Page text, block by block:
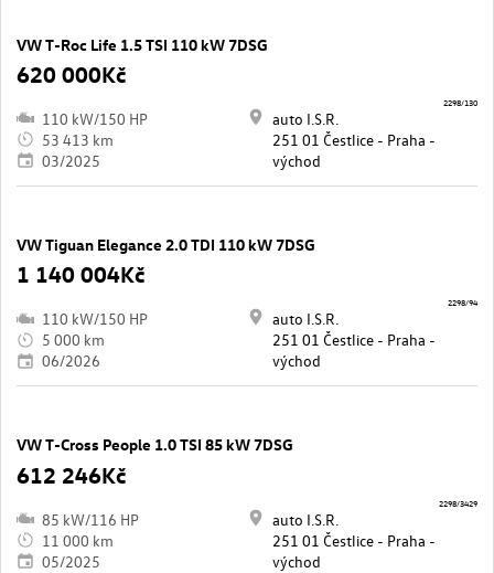
VW T-Roc Life 1.5 TSI 110 kW 7DSG
620 000Kč
110 kW/150 HP
53 413 km
03/2025
auto I.S.R.
251 01 Čestlice - Praha -
východ
2298/130
VW Tiguan Elegance 2.0 TDI 110 kW 7DSG
1 140 004Kč
110 kW/150 HP
5 000 km
06/2026
auto I.S.R.
251 01 Čestlice - Praha -
východ
2298/94
VW T-Cross People 1.0 TSI 85 kW 7DSG
612 246Kč
85 kW/116 HP
11 000 km
05/2025
auto I.S.R.
251 01 Čestlice - Praha -
východ
2298/3429